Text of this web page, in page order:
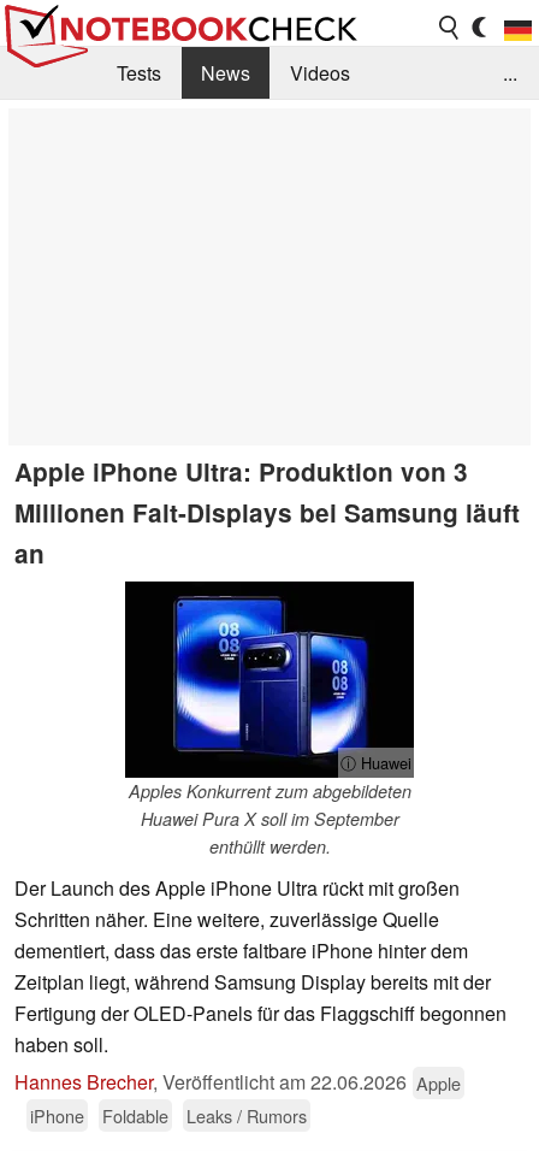
Tests News
Videos
...
Apple iPhone Ultra: Produktion von 3
Millionen Falt-Displays bei Samsung läuft
an
ⓘ Huawei
Apples Konkurrent zum abgebildeten
Huawei Pura X soll im September
enthüllt werden.
Der Launch des Apple iPhone Ultra rückt mit großen
Schritten näher. Eine weitere, zuverlässige Quelle
dementiert, dass das erste faltbare iPhone hinter dem
Zeitplan liegt, während Samsung Display bereits mit der
Fertigung der OLED-Panels für das Flaggschiff begonnen
haben soll.
Hannes Brecher, Veröffentlicht am22.06.2026 Apple
iPhone
Foldable Leaks / Rumors